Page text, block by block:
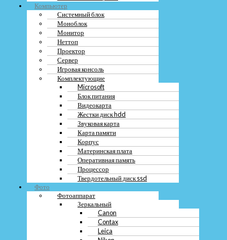
Компьютер
Системный блок
Моноблок
Монитор
Неттоп
Проектор
Сервер
Игровая консоль
Комплектующие
Microsoft
Блок питания
Видеокарта
Жестки диск hdd
Звуковая карта
Карта памяти
Корпус
Материнская плата
Оперативная память
Процессор
Твердотельный диск ssd
Фото
Фотоаппарат
Зеркальный
Canon
Contax
Leica
Рассмотрите возможность обмена или trade-in своего старого
смартфона на новый. Некоторые магазины предлагают скидку при
сдаче старого устройства.
Подумайте о покупке бывших в употреблении смартфонов. В
некоторых магазинах можно найти отличные смартфоны по более
низкой цене.
Оставить заявку
О компании
Контакты
Вакансии
О компании
Контакты
Вакансии
Блог